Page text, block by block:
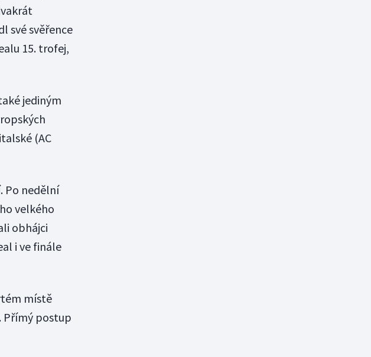
své svěřence
15. trofej,
jediným
(AC
Po nedělní
velkého
obhájci
i ve finále
místě
Přímý postup